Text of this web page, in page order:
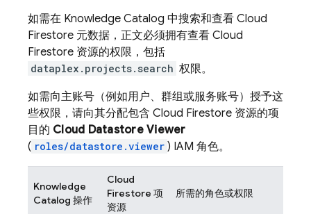
如需在 Knowledge Catalog 中搜索和查看 Cloud
Firestore 元数据，正文必须拥有查看 Cloud
Firestore 资源的权限，包括
dataplex.projects.search 权限。
如需向主账号（例如用户、群组或服务账号）授予这
些权限，请向其分配包含 Cloud Firestore 资源的项
目的 Cloud Datastore Viewer
( roles/datastore.viewer ) IAM 角色。
Knowledge
Catalog 操作
Cloud
Firestore 项
资源
所需的角色或权限